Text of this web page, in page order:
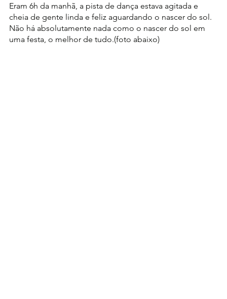
Eram 6h da manhã, a pista de dança estava agitada e
cheia de gente linda e feliz aguardando o nascer do sol.
Não há absolutamente nada como o nascer do sol em
uma festa, o melhor de tudo.(foto abaixo)